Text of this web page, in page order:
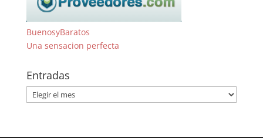
BuenosyBaratos
Una sensacion perfecta
Entradas
Entradas